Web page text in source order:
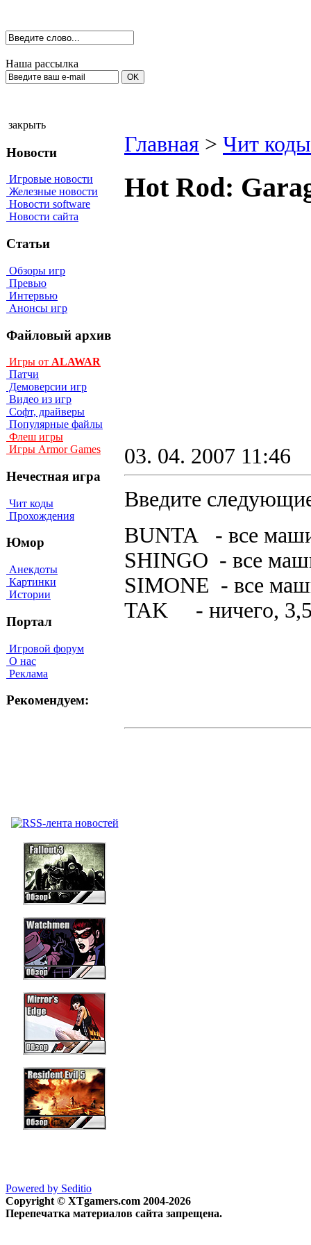
Наша рассылка
закрыть
Новости
Игровые новости
Железные новости
Новости software
Новости сайта
Статьи
Обзоры игр
Превью
Интервью
Анонсы игр
Файловый архив
Игры от ALAWAR
Патчи
Демоверсии игр
Видео из игр
Софт, драйверы
Популярные файлы
Флеш игры
Игры Armor Games
Нечестная игра
Чит коды
Прохождения
Юмор
Анекдоты
Картинки
Истории
Портал
Игровой форум
О нас
Реклама
Рекомендуем:
Главная > Чит коды
Ноt Rоd:
03. 04. 2007 11:46
Введите
BUNTA - вce
SHINGO - вce
SIMONE - вce
TAK - ничeгo,
Powered by Seditio
Copyright © XTgamers.com 2004-2026
Перепечатка материалов сайта запрещена.